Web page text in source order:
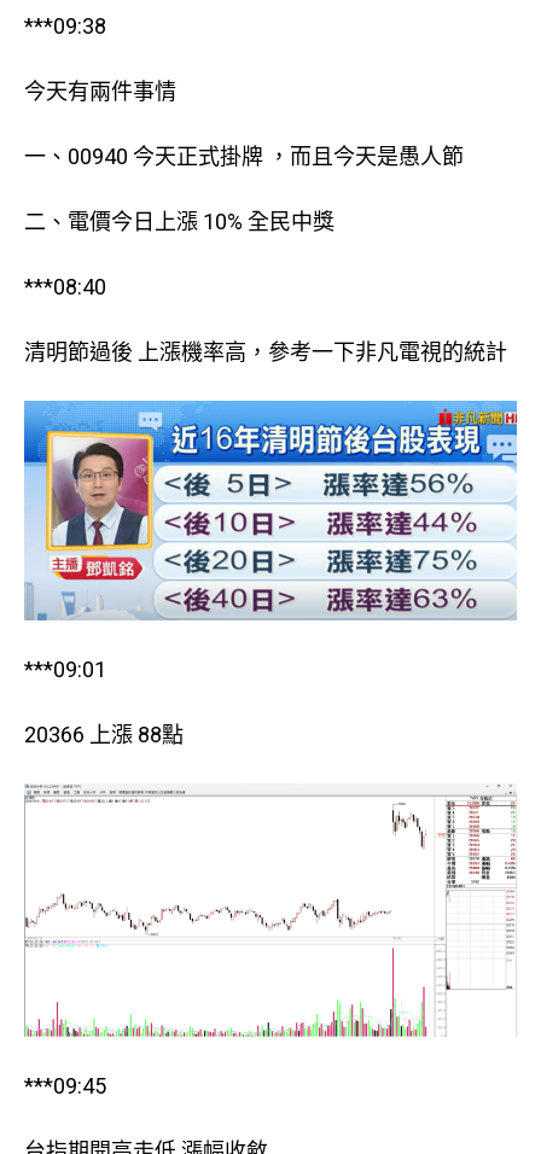
***09:38
今天有兩件事情
一、00940 今天正式掛牌 ，而且今天是愚人節
二、電價今日上漲 10% 全民中獎
***08:40
清明節過後 上漲機率高，參考一下非凡電視的統計
***09:01
20366 上漲 88點
***09:45